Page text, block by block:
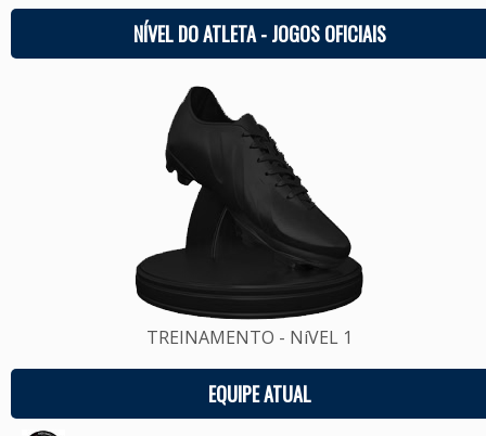
NÍVEL DO ATLETA - JOGOS OFICIAIS
TREINAMENTO - NíVEL 1
EQUIPE ATUAL